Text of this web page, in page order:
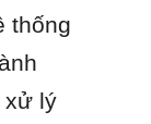
thống
xử lý